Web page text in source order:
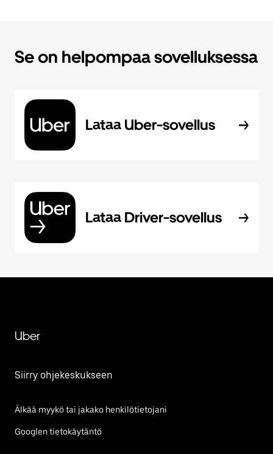
Se on helpompaa sovelluksessa
Lataa Uber-sovellus
Lataa Driver-sovellus
Uber
Siirry ohjekeskukseen
Älkää myykö tai jakako henkilötietojani
Googlen tietokäytäntö